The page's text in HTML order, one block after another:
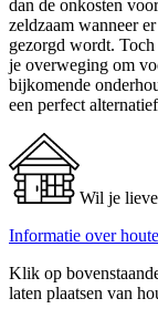
dan de onkosten
zeldzaam wanneer
gezorgd wordt.
je overweging om
bijkomende
een perfect
Wil je
Informatie over
Klik op
laten plaatsen van